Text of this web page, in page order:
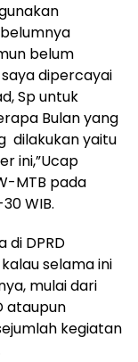
belum
dipercayai
Sp untuk
Bulan yang
dilakukan yaitu
ini,”Ucap
MTB pada
WIB.
DPRD
selama ini
mulai dari
ataupun
kegiatan